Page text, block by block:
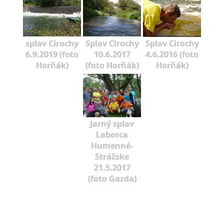
splav Cirochy
6.9.2019 (foto
Horňák)
Splav Cirochy
10.6.2017
(foto Horňák)
Splav Cirochy
4.6.2016 (foto
Horňák)
Jarný splav
Laborca
Humenné-
Strážske
21.5.2017
(foto Gazda)